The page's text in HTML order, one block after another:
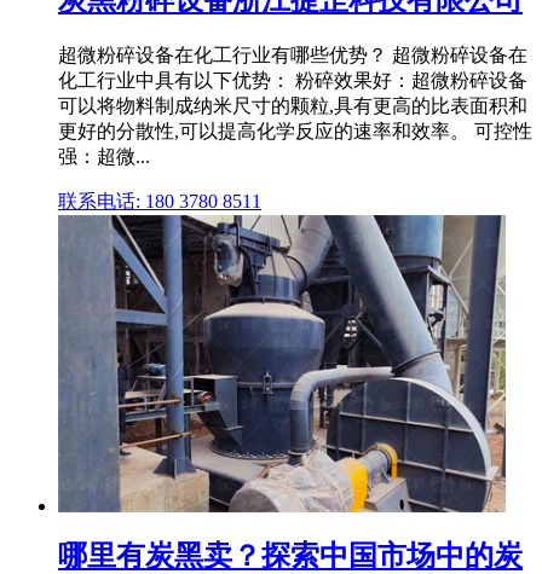
超微粉碎设备在化工行业有哪些优势？ 超微粉碎设备在
化工行业中具有以下优势： 粉碎效果好：超微粉碎设备
可以将物料制成纳米尺寸的颗粒,具有更高的比表面积和
更好的分散性,可以提高化学反应的速率和效率。 可控性
强：超微...
联系电话: 180 3780 8511
哪里有炭黑卖？探索中国市场中的炭